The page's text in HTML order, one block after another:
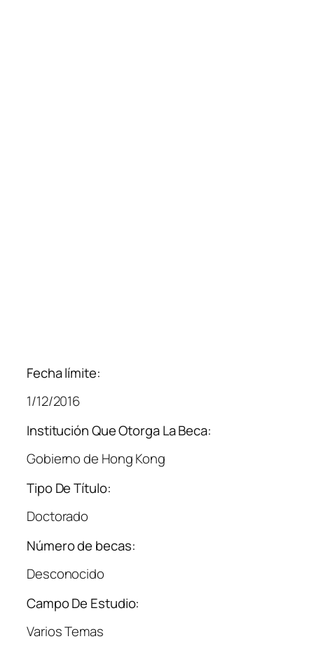
Fecha límite:
1/12/2016
Institución Que Otorga La Beca:
Gobierno de Hong Kong
Tipo De Título:
Doctorado
Número de becas:
Desconocido
Campo De Estudio:
Varios Temas